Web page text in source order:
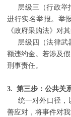
层级三（行政举
进行实名举报。举
《政府采购法》对
层级四（法律武
额违约金。若涉及
刑事责任。
3. 第三步：公共关
统一对外口径，
善应对，将事件对